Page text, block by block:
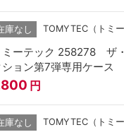
庫なし TOMYTEC（トミー
ミーテック 258278 ザ
ション第7弾専用ケース
円
庫なし TOMYTEC（トミー